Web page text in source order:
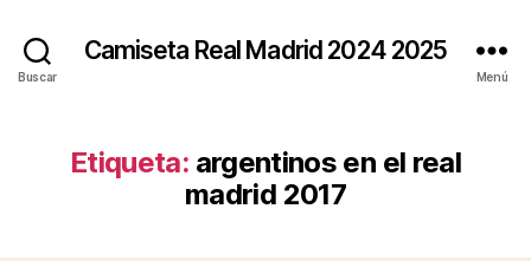
Buscar
Camiseta Real Madrid 2024 2025
Menú
Etiqueta: argentinos en el real
madrid 2017